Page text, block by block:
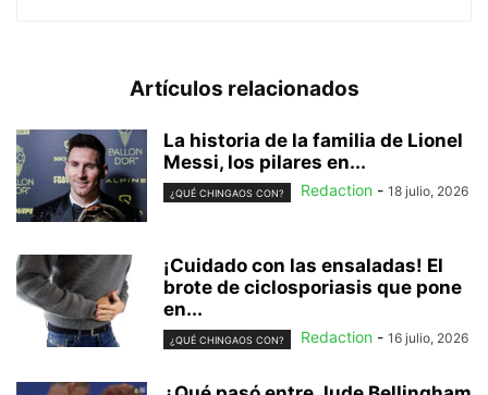
Artículos relacionados
La historia de la familia de Lionel
Messi, los pilares en...
¿QUÉ CHINGAOS CON? Redaction - 18 julio, 2026
¡Cuidado con las ensaladas! El
brote de ciclosporiasis que pone
en...
¿QUÉ CHINGAOS CON? Redaction - 16 julio, 2026